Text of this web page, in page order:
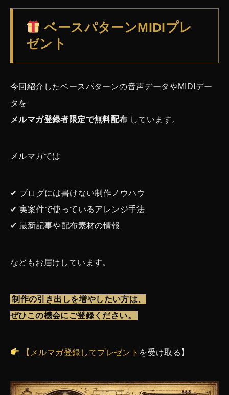
ベースパターンMIDIプレ
ゼント
今回紹介したベースパターンの音声データやMIDIデー
タを
メルマガ登録者限定で無料配布 しています。
メルマガでは
✔ ブログには書けない制作ノウハウ
✔ 実案件で使っているアレンジ手法
✔ 最新記事や配布素材の情報
などもお届けしています。
制作の引き出しを増やしたい方は、
ぜひこの機会にご登録ください。
【メルマガ登録してプレゼント を受け取る】